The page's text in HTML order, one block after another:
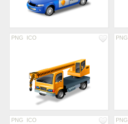
PNG ICO PNG
PNG ICO PNG